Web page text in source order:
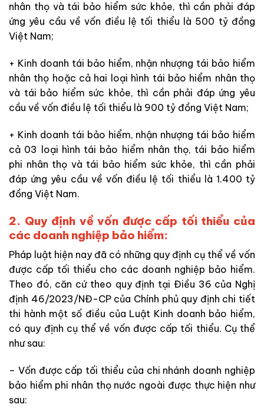
nhân thọ và tái bảo hiểm sức khỏe, thì cần phải đáp
ứng yêu cầu về vốn điều lệ tối thiểu là 500 tỷ đồng
Việt Nam;
+ Kinh doanh tái bảo hiểm, nhận nhượng tái bảo hiểm
nhân thọ hoặc cả hai loại hình tái bảo hiểm nhân thọ
và tái bảo hiểm sức khỏe, thì cần phải đáp ứng yêu
cầu về vốn điều lệ tối thiểu là 900 tỷ đồng Việt Nam;
+ Kinh doanh tái bảo hiểm, nhận nhượng tái bảo hiểm
cả 03 loại hình tái bảo hiểm nhân thọ, tái bảo hiểm
phi nhân thọ và tái bảo hiểm sức khỏe, thì cần phải
đáp ứng yêu cầu về vốn điều lệ tối thiểu là 1.400 tỷ
đồng Việt Nam.
2. Quy định về vốn được cấp tối thiểu của
các doanh nghiệp bảo hiểm:
Pháp luật hiện nay đã có những quy định cụ thể về vốn
được cấp tối thiểu cho các doanh nghiệp bảo hiểm.
Theo đó, căn cứ theo quy định tại Điều 36 của Nghị
định 46/2023/NĐ-CP của Chính phủ quy định chi tiết
thi hành một số điều của Luật Kinh doanh bảo hiểm,
có quy định cụ thể về vốn được cấp tối thiểu. Cụ thể
như sau:
– Vốn được cấp tối thiểu của chi nhánh doanh nghiệp
bảo hiểm phi nhân thọ nước ngoài được thực hiện như
sau: